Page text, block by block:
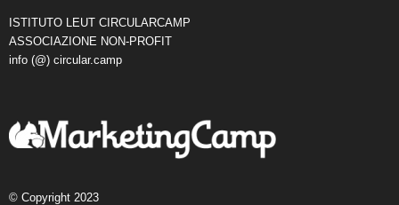
ISTITUTO LEUT CIRCULARCAMP
ASSOCIAZIONE NON-PROFIT
info (@) circular.camp
© Copyright 2023